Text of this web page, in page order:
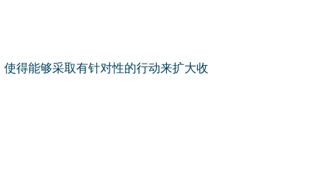
得能够采取有针对性的行动来扩大收